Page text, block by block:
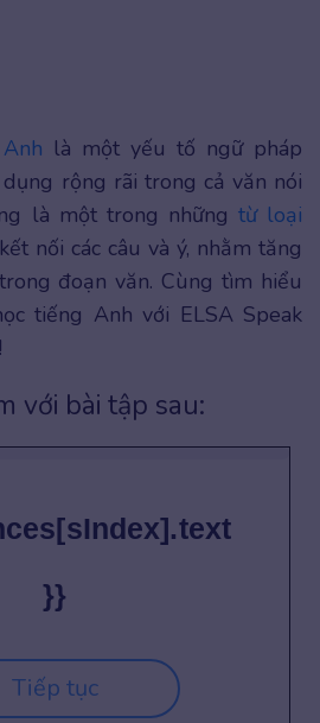
là một yếu tố ngữ pháp
rộng rãi trong cả văn nói
là một trong những từ loại
nối các câu và ý, nhằm tăng
đoạn văn. Cùng tìm hiểu
tiếng Anh với ELSA Speak
với bài tập sau:
}}
Tiếp tục